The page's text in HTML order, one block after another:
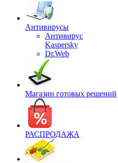
Антивирусы
Антивирус
Kaspersky
Dr.Web
Магазин готовых решений
РАСПРОДАЖА